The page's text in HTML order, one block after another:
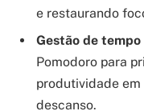
e restaurando
Gestão de tempo
Pomodoro para
produtividade em
descanso.